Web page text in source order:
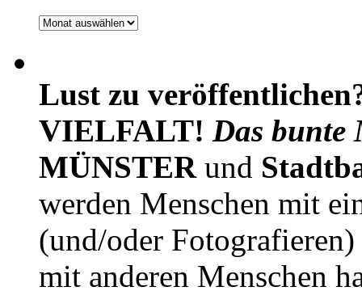
Archiv
Lust zu
VIELFALT! Das bunte
MÜNSTERund
werden Menschen mit
(und/oder
mit anderen Menschen